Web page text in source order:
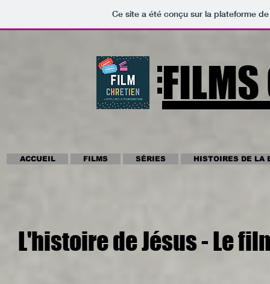
Ce site a été conçu sur la plateforme
FILMS
ACCUEIL FILMS SÉRIES HISTOIRES DE LA
L'histoire de Jésus - Le